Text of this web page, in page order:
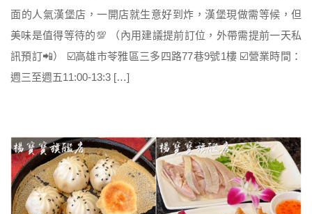
面的人氣漢堡店，一開店就生意好到炸，漢堡現做需等候，但
美味是值得等待的💯 （內用建議提前訂位，外帶需提前一天私
訊預訂📲） ☑️高雄市苓雅區三多四路77巷9號1樓 ☑️營業時間：
週三至週五11:00-13:3 […]